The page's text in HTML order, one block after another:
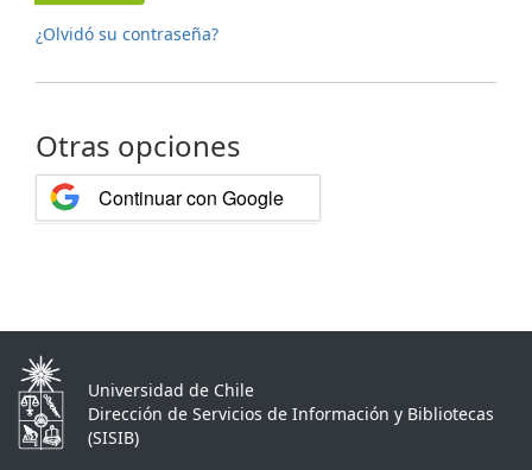
¿Olvidó su contraseña?
Otras opciones
Continuar con Google
Universidad de Chile
Dirección de Servicios de Información y Bibliotecas
(SISIB)